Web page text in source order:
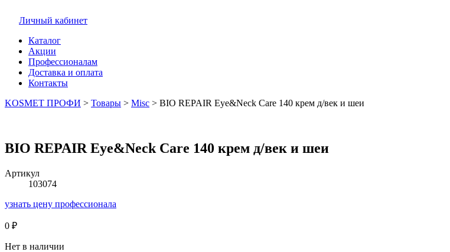
Личный кабинет
Каталог
Акции
Профессионалам
Доставка и оплата
Контакты
KOSMET ПРОФИ > Товары > Misc > BIO REPAIR Eye&Neck Care 140 крем д/век и шеи
BIO REPAIR Eye&Neck Care 140 крем д/век и шеи
Артикул
103074
узнать цену профессионала
0 ₽
Нет в наличии